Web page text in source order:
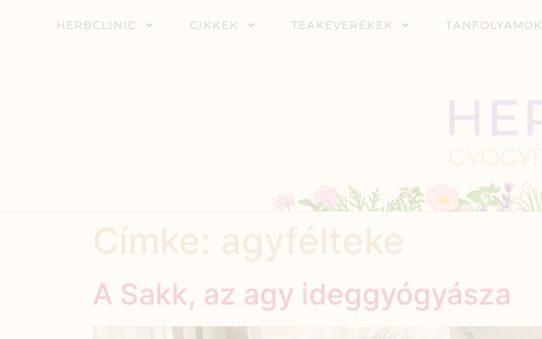
HERBCLINIC CIKKEK TEAKEVERÉKEK TANFOLYAMOK
A Sakk, az agy ideggyógyásza